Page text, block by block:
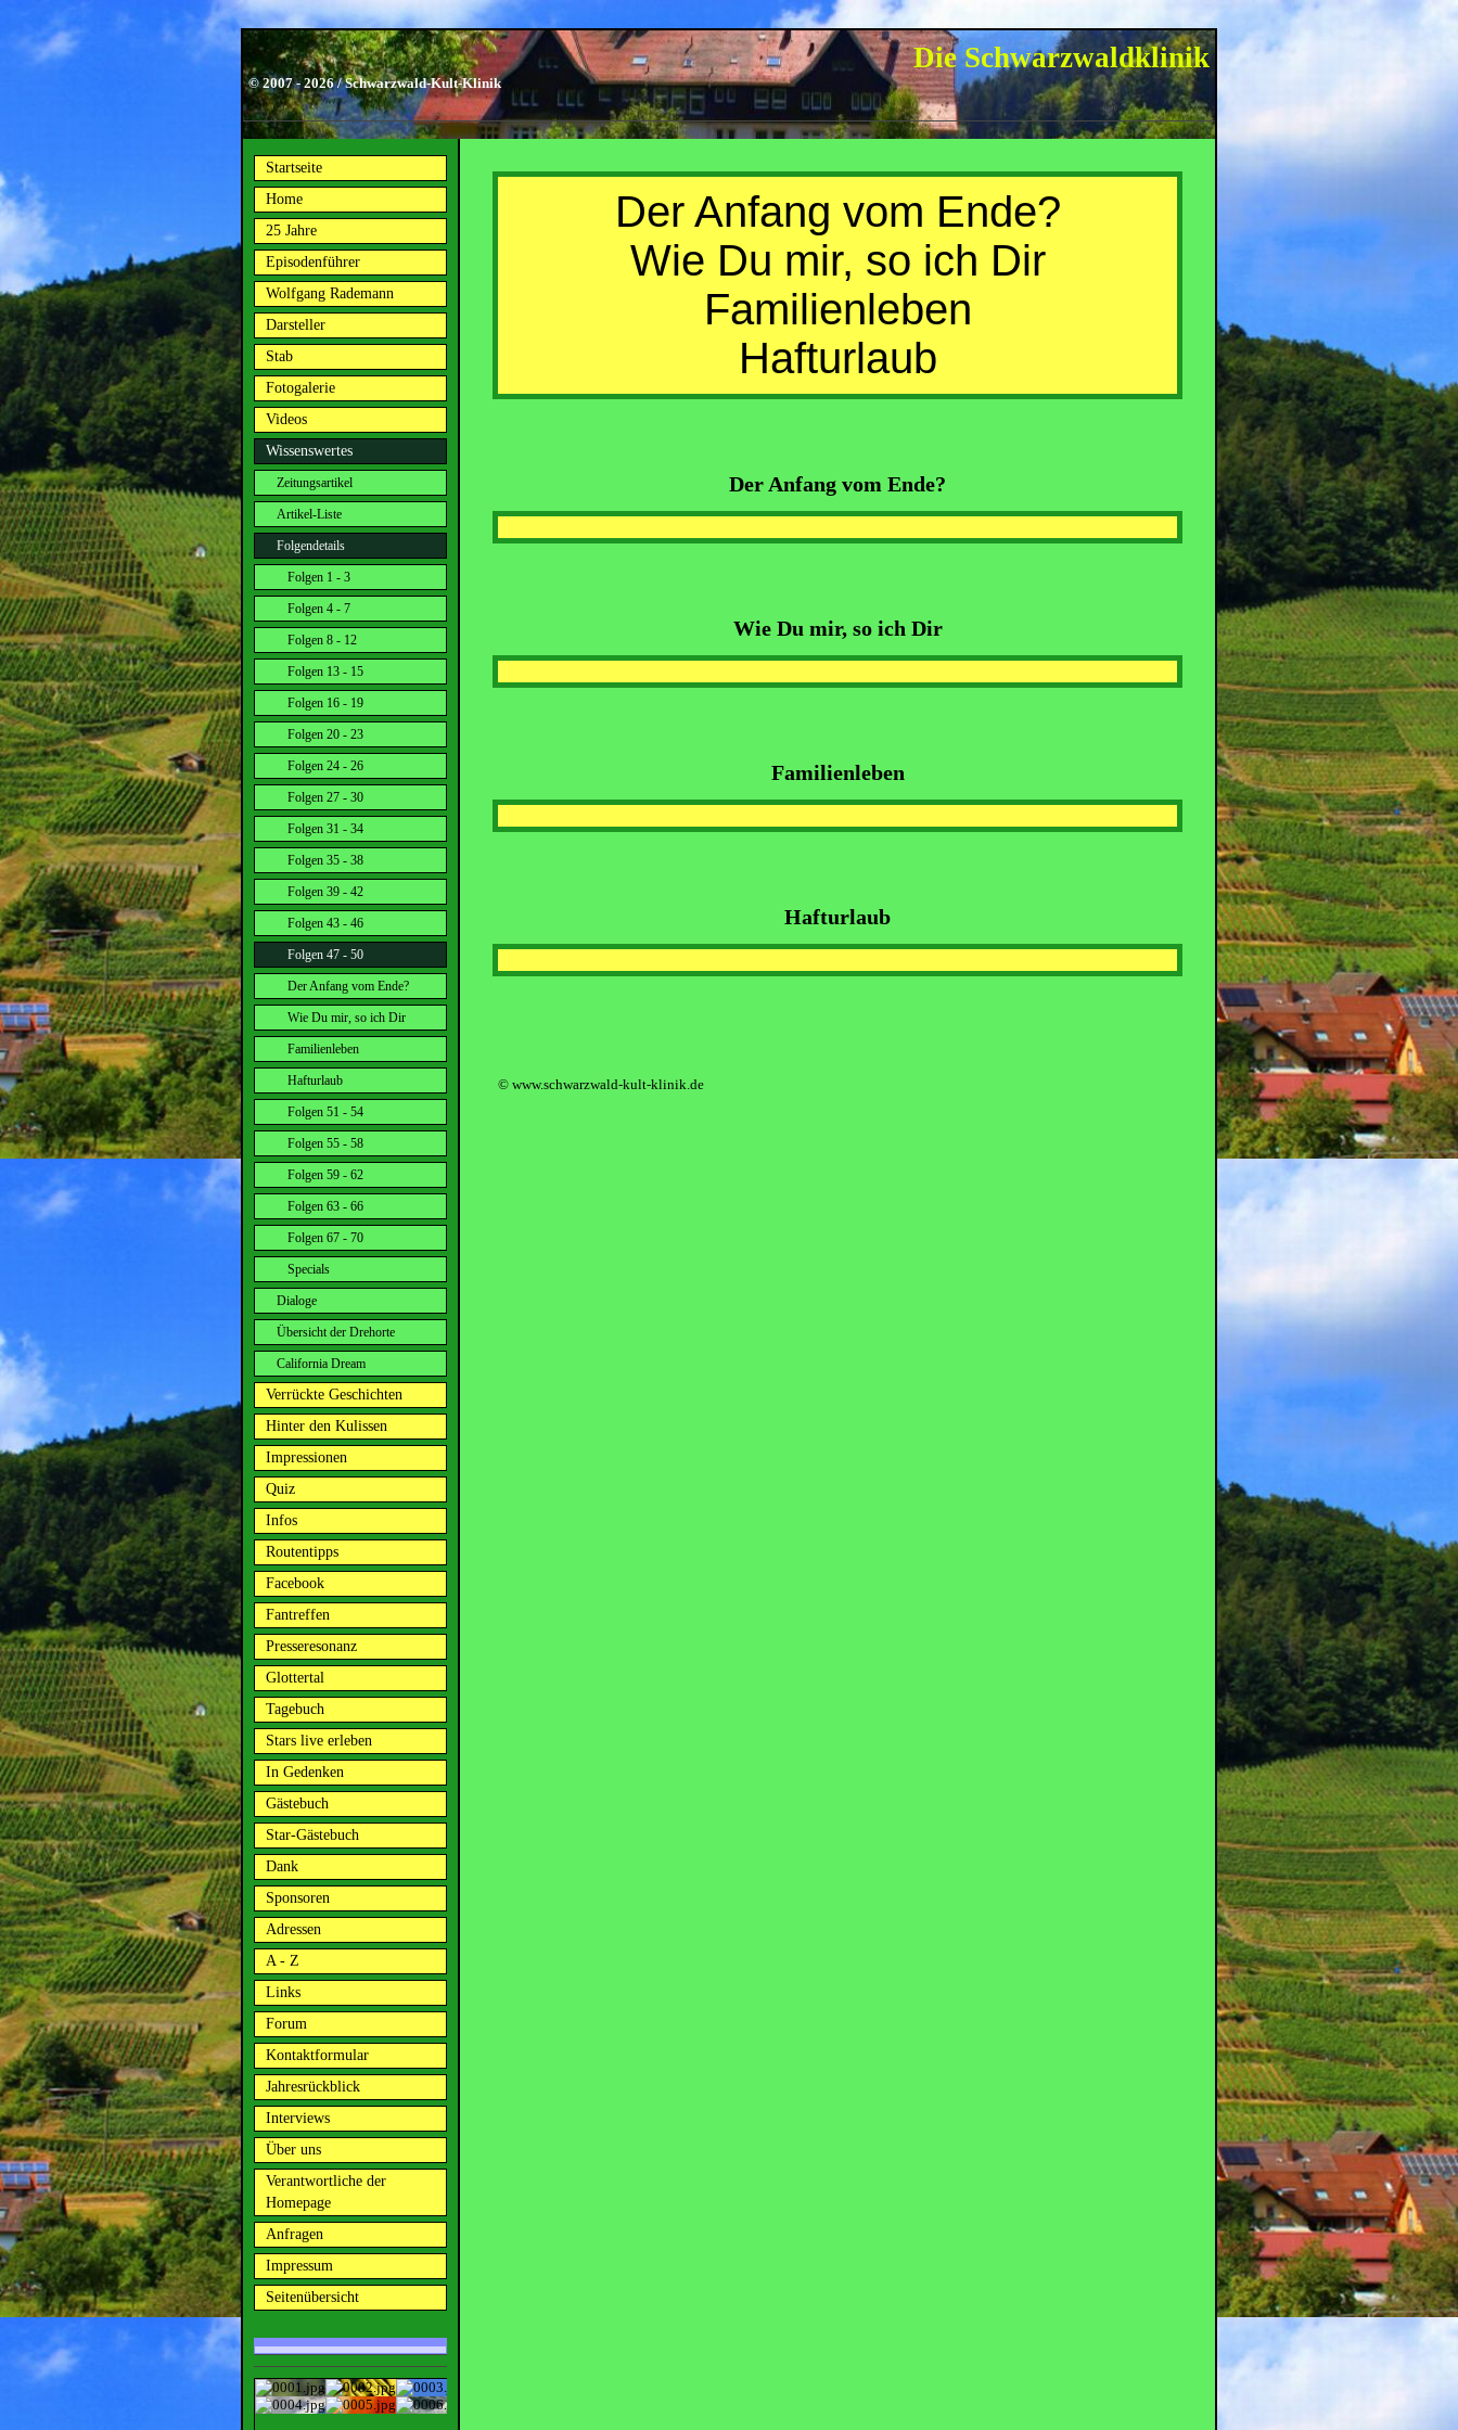
Die Schwarzwaldklinik
© 2007 - 2026 / Schwarzwald-Kult-Klinik
Startseite
Home
25 Jahre
Episodenführer
Wolfgang Rademann
Darsteller
Stab
Fotogalerie
Videos
Wissenswertes
Zeitungsartikel
Artikel-Liste
Folgendetails
Folgen 1 - 3
Folgen 4 - 7
Folgen 8 - 12
Folgen 13 - 15
Folgen 16 - 19
Folgen 20 - 23
Folgen 24 - 26
Folgen 27 - 30
Folgen 31 - 34
Folgen 35 - 38
Folgen 39 - 42
Folgen 43 - 46
Folgen 47 - 50
Der Anfang vom Ende?
Wie Du mir, so ich Dir
Familienleben
Hafturlaub
Folgen 51 - 54
Folgen 55 - 58
Folgen 59 - 62
Folgen 63 - 66
Folgen 67 - 70
Specials
Dialoge
Übersicht der Drehorte
California Dream
Verrückte Geschichten
Hinter den Kulissen
Impressionen
Quiz
Infos
Routentipps
Facebook
Fantreffen
Presseresonanz
Glottertal
Tagebuch
Stars live erleben
In Gedenken
Gästebuch
Star-Gästebuch
Dank
Sponsoren
Adressen
A - Z
Links
Forum
Kontaktformular
Jahresrückblick
Interviews
Über uns
Verantwortliche der
Homepage
Anfragen
Impressum
Seitenübersicht
Der Anfang vom Ende?
Wie Du mir, so ich Dir
Familienleben
Hafturlaub
Der Anfang vom Ende?
Wie Du mir, so ich Dir
Familienleben
Hafturlaub
© www.schwarzwald-kult-klinik.de